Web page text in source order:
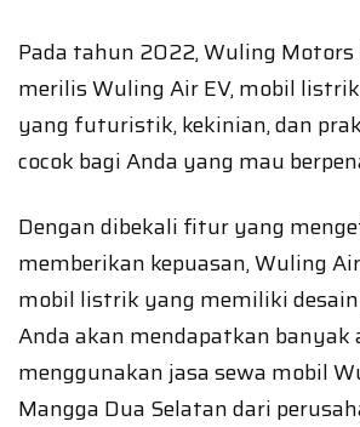
Pada tahun 2022, Wuling Motors
merilis Wuling Air EV, mobil
yang futuristik, kekinian, dan
cocok bagi Anda yang mau
Dengan dibekali fitur yang
memberikan kepuasan, Wuling
mobil listrik yang memiliki
Anda akan mendapatkan
menggunakan jasa sewa mobil
Mangga Dua Selatan dari